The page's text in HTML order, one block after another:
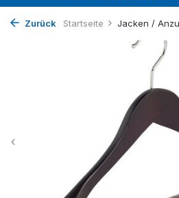
Zurück Startseite Jacken /